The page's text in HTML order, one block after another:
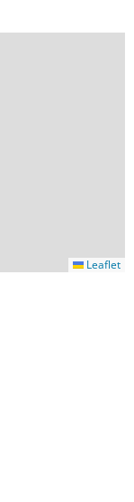
Leaflet